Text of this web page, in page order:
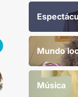
Mundo
Música